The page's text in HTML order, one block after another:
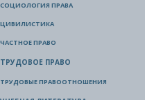
СОЦИОЛОГИЯ ПРАВА
ЦИВИЛИСТИКА
ЧАСТНОЕ ПРАВО
ТРУДОВОЕ ПРАВО
ТРУДОВЫЕ ПРАВООТНОШЕНИЯ